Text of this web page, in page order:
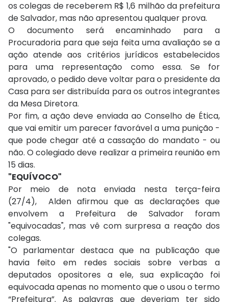
os colegas de receberem R$ 1,6 milhão da prefeitura
de Salvador, mas não apresentou qualquer prova.
O documento será encaminhado para a
Procuradoria para que seja feita uma avaliação se a
ação atende aos critérios jurídicos estabelecidos
para uma representação como essa. Se for
aprovado, o pedido deve voltar para o presidente da
Casa para ser distribuída para os outros integrantes
da Mesa Diretora.
Por fim, a ação deve enviada ao Conselho de Ética,
que vai emitir um parecer favorável a uma punição -
que pode chegar até a cassação do mandato - ou
não. O colegiado deve realizar a primeira reunião em
15 dias.
"EQUÍVOCO"
Por meio de nota enviada nesta terça-feira
(27/4), Alden afirmou que as declarações que
envolvem a Prefeitura de Salvador foram
"equivocadas", mas vê com surpresa a reação dos
colegas.
"O parlamentar destaca que na publicação que
havia feito em redes sociais sobre verbas a
deputados opositores a ele, sua explicação foi
equivocada apenas no momento que o usou o termo
“Prefeitura”. As palavras que deveriam ter sido